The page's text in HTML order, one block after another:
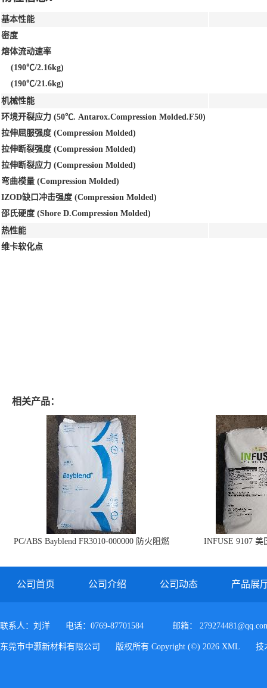
基本性能
密度
熔体流动速率
(190℃/2.16kg)
(190℃/21.6kg)
机械性能
环境开裂应力 (50℃. Antarox.Compression Molded.F50)
拉伸屈服强度 (Compression Molded)
拉伸断裂强度 (Compression Molded)
拉伸断裂应力 (Compression Molded)
弯曲模量 (Compression Molded)
IZOD缺口冲击强度 (Compression Molded)
邵氏硬度 (Shore D.Compression Molded)
热性能
维卡软化点
相关产品：
PC/ABS Bayblend FR3010-000000 防火阻燃
INFUSE 9107 美
公司首页 公司介绍 公司动态 产品展
联系人：刘洋 电话：0769-87701584 邮箱：
东莞市中灏新材料有限公司 版权所有 Copyright (©) 2026 XML 技